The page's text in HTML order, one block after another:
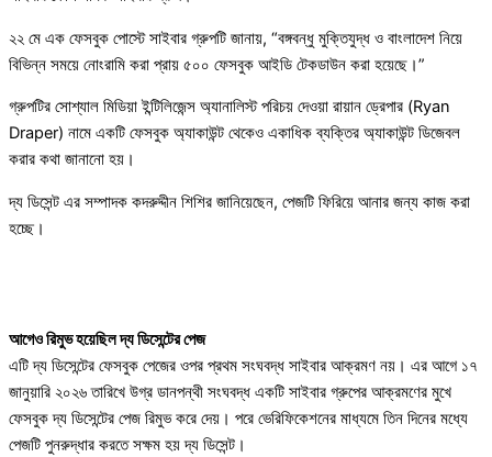
২২ মে এক ফেসবুক পোস্টে সাইবার গ্রুপটি জানায়, “বঙ্গবন্ধু মুক্তিযুদ্ধ ও বাংলাদেশ নিয়ে
বিভিন্ন সময়ে নোংরামি করা প্রায় ৫০০ ফেসবুক আইডি টেকডাউন করা হয়েছে।”
গ্রুপটির সোশ্যাল মিডিয়া ইন্টিলিজেন্স অ্যানালিস্ট পরিচয় দেওয়া রায়ান ড্রেপার (Ryan
Draper) নামে একটি ফেসবুক অ্যাকাউন্ট থেকেও একাধিক ব্যক্তির অ্যাকাউন্ট ডিজেবল
করার কথা জানানো হয়।
দ্য ডিসেন্ট এর সম্পাদক কদরুদ্দীন শিশির জানিয়েছেন, পেজটি ফিরিয়ে আনার জন্য কাজ করা
হচ্ছে।
আগেও রিমুভ হয়েছিল দ্য ডিসেন্টের পেজ
এটি দ্য ডিসেন্টের ফেসবুক পেজের ওপর প্রথম সংঘবদ্ধ সাইবার আক্রমণ নয়। এর আগে ১৭
জানুয়ারি ২০২৬ তারিখে উগ্র ডানপন্থী সংঘবদ্ধ একটি সাইবার গ্রুপের আক্রমণের মুখে
ফেসবুক দ্য ডিসেন্টের পেজ রিমুভ করে দেয়। পরে ভেরিফিকেশনের মাধ্যমে তিন দিনের মধ্যে
পেজটি পুনরুদ্ধার করতে সক্ষম হয় দ্য ডিসেন্ট।